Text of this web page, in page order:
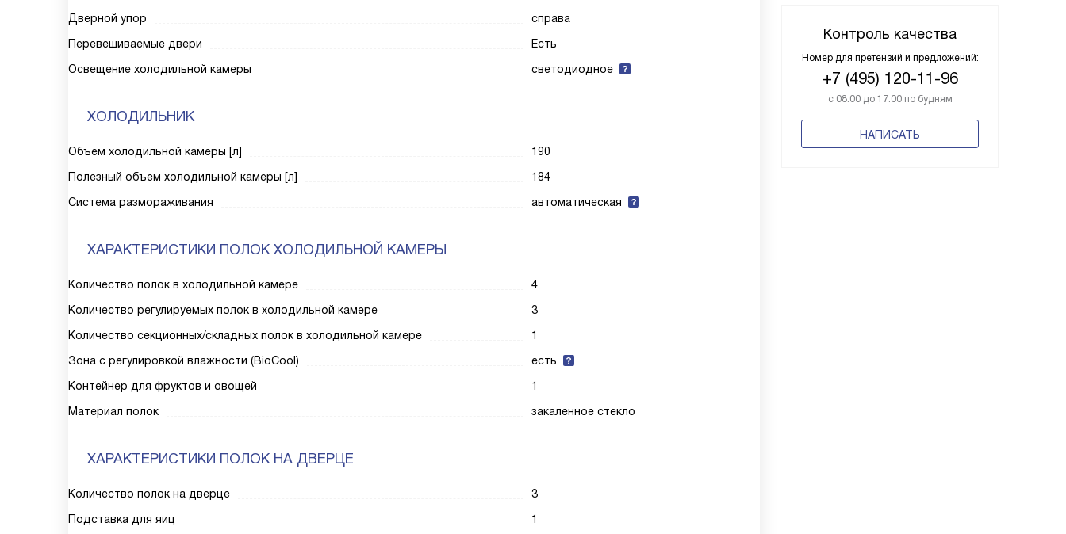
Контроль качества
Номер для претензий и предложений:
+7 (495) 120-11-96
с 08:00 до 17:00 по будням
НАПИСАТЬ
Дверной упор
справа
Перевешиваемые двери
Есть
Освещение холодильной камеры
светодиодное
ХОЛОДИЛЬНИК
Объем холодильной камеры [л]
190
Полезный объем холодильной камеры [л]
184
Система размораживания
автоматическая
ХАРАКТЕРИСТИКИ ПОЛОК ХОЛОДИЛЬНОЙ КАМЕРЫ
Количество полок в холодильной камере
4
Количество регулируемых полок в холодильной камере
3
Количество секционных/складных полок в холодильной камере
1
Зона с регулировкой влажности (BioCool)
есть
Контейнер для фруктов и овощей
1
Материал полок
закаленное стекло
ХАРАКТЕРИСТИКИ ПОЛОК НА ДВЕРЦЕ
Количество полок на дверце
3
Подставка для яиц
1